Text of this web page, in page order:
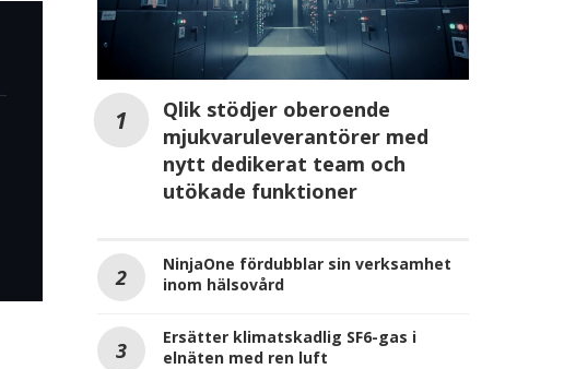
Qlik stödjer oberoende
mjukvaruleverantörer med
nytt dedikerat team och
utökade funktioner
NinjaOne fördubblar sin verksamhet
inom hälsovård
Ersätter klimatskadlig SF6-gas i
elnäten med ren luft